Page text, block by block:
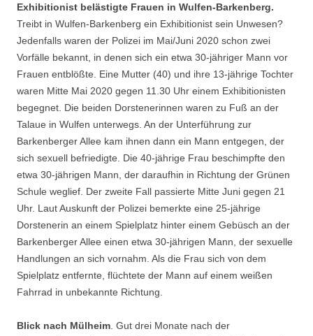
Exhibitionist belästigte Frauen in Wulfen-Barkenberg.
Treibt in Wulfen-Barkenberg ein Exhibitionist sein Unwesen?
Jedenfalls waren der Polizei im Mai/Juni 2020 schon zwei
Vorfälle bekannt, in denen sich ein etwa 30-jähriger Mann vor
Frauen entblößte. Eine Mutter (40) und ihre 13-jährige Tochter
waren Mitte Mai 2020 gegen 11.30 Uhr einem Exhibitionisten
begegnet. Die beiden Dorstenerinnen waren zu Fuß an der
Talaue in Wulfen unterwegs. An der Unterführung zur
Barkenberger Allee kam ihnen dann ein Mann entgegen, der
sich sexuell befriedigte. Die 40-jährige Frau beschimpfte den
etwa 30-jährigen Mann, der daraufhin in Richtung der Grünen
Schule weglief. Der zweite Fall passierte Mitte Juni gegen 21
Uhr. Laut Auskunft der Polizei bemerkte eine 25-jährige
Dorstenerin an einem Spielplatz hinter einem Gebüsch an der
Barkenberger Allee einen etwa 30-jährigen Mann, der sexuelle
Handlungen an sich vornahm. Als die Frau sich von dem
Spielplatz entfernte, flüchtete der Mann auf einem weißen
Fahrrad in unbekannte Richtung.
Blick nach Mülheim . Gut drei Monate nach der